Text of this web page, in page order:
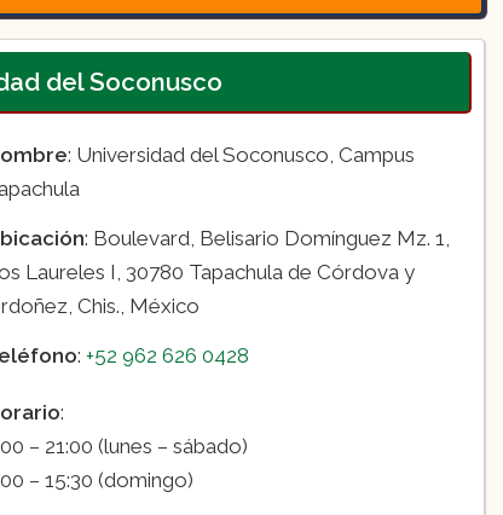
y Zootecnia:con duración de
como propósito educar a profesionales
capaces de atender y responder a las
y zootécnico
del Soconusco
: Universidad del Soconusco, Campus
: Boulevard, Belisario Domínguez Mz. 1,
Laureles I, 30780 Tapachula de Córdova y
Chis., México
: +52 962 626 0428
:
– 21:00 (lunes – sábado)
– 15:30 (domingo)